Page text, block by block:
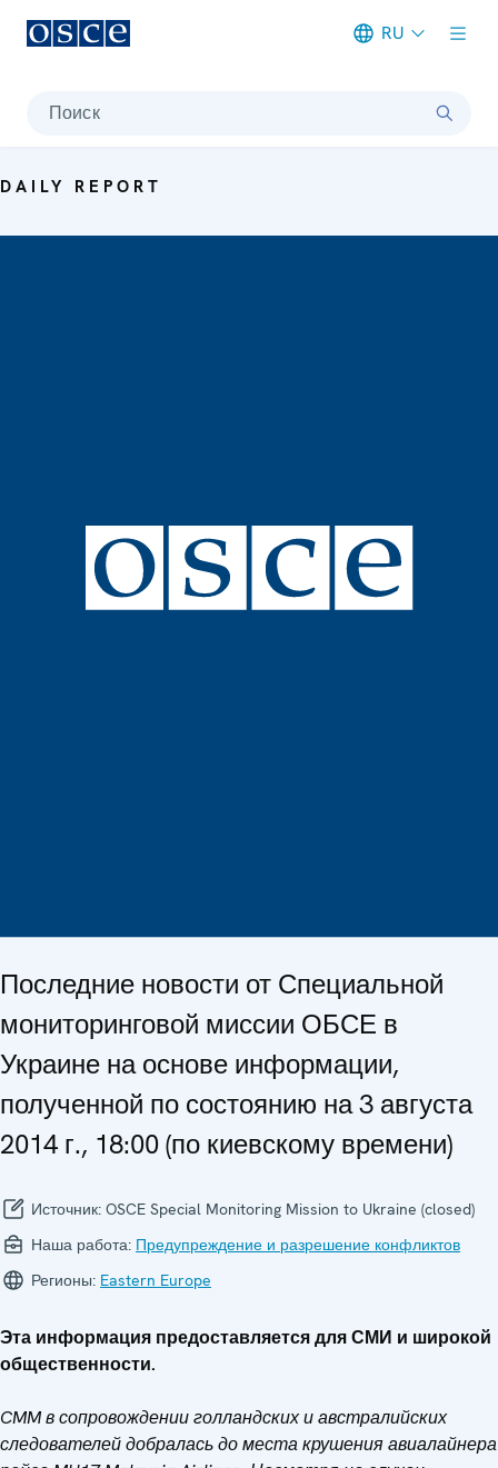
RU
Поиск
DAILY REPORT
Последние новости от Специальной
мониторинговой миссии ОБСЕ в
Украине на основе информации,
полученной по состоянию на 3 августа
2014 г., 18:00 (по киевскому времени)
Источник: OSCE Special Monitoring Mission to Ukraine (closed)
Наша работа: Предупреждение и разрешение конфликтов
Регионы: Eastern Europe
Эта информация предоставляется для СМИ и широкой
общественности.
CMM в сопровождении голландских и австралийских
следователей добралась до места крушения авиалайнера